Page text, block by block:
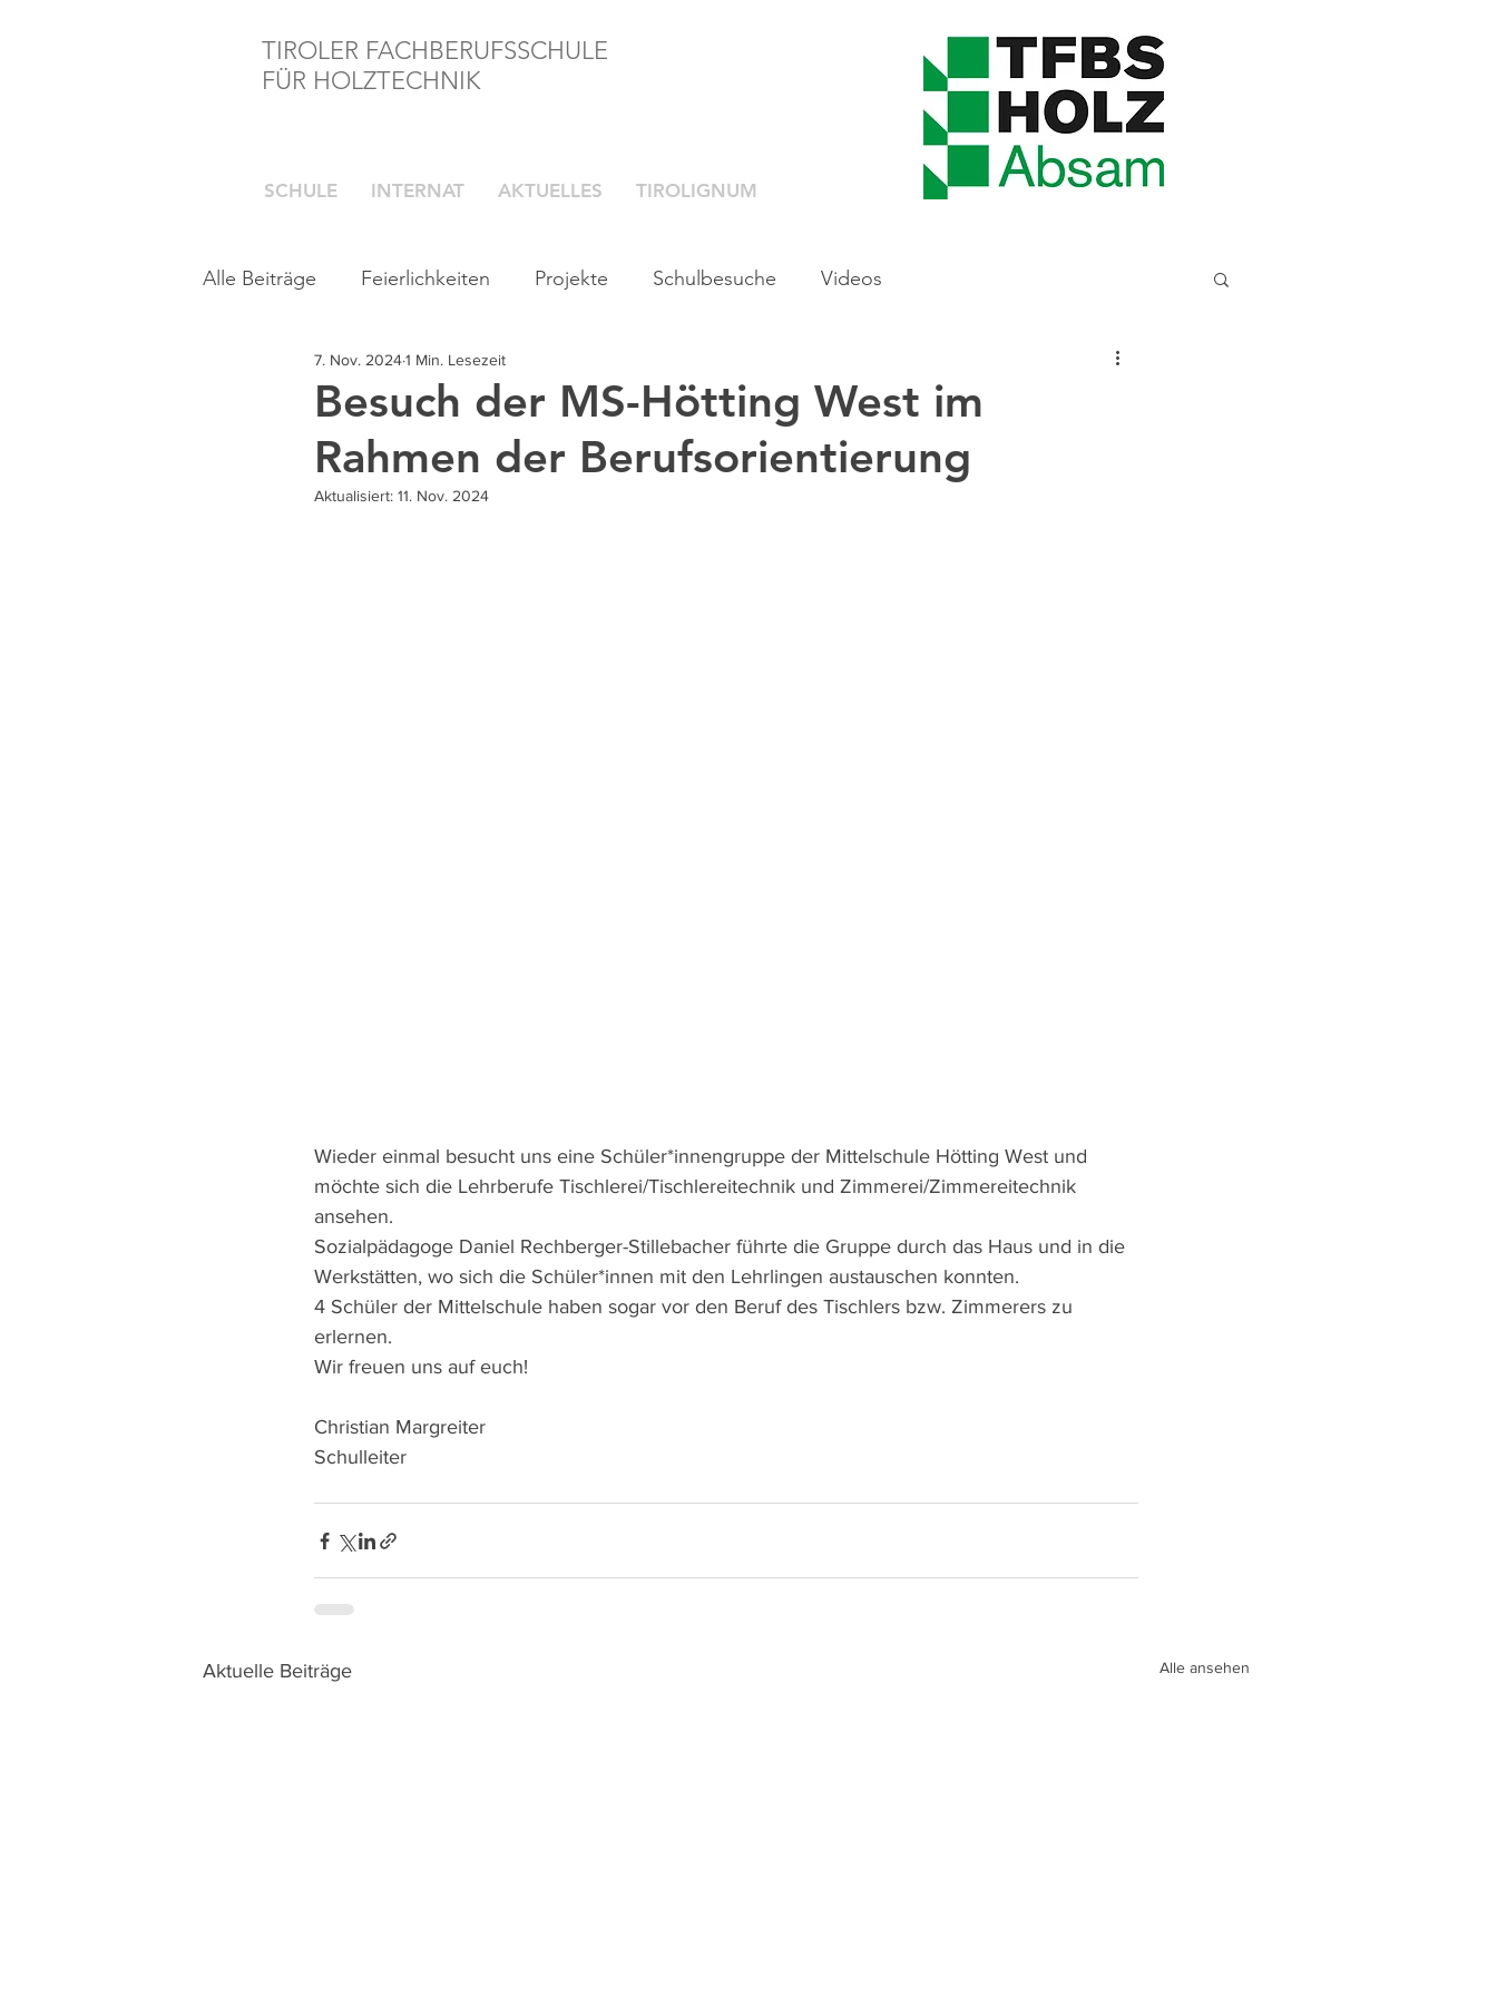
TIROLER FACHBERUFSSCHULE
FÜR HOLZTECHNIK
SCHULE INTERNAT AKTUELLES TIROLIGNUM
Alle Beiträge Feierlichkeiten Projekte Schulbesuche Videos
Besuch der MS-Hötting West im
Rahmen der Berufsorientierung
7. Nov. 20241 Min. Lesezeit
Aktualisiert: 11. Nov. 2024
Wieder einmal besucht uns eine Schüler*innengruppe der Mittelschule Hötting West und
möchte sich die Lehrberufe Tischlerei/Tischlereitechnik und Zimmerei/Zimmereitechnik
ansehen.
Sozialpädagoge Daniel Rechberger-Stillebacher führte die Gruppe durch das Haus und in die
Werkstätten, wo sich die Schüler*innen mit den Lehrlingen austauschen konnten.
4 Schüler der Mittelschule haben sogar vor den Beruf des Tischlers bzw. Zimmerers zu
erlernen.
Wir freuen uns auf euch!
Christian Margreiter
Schulleiter
Aktuelle Beiträge Alle ansehen